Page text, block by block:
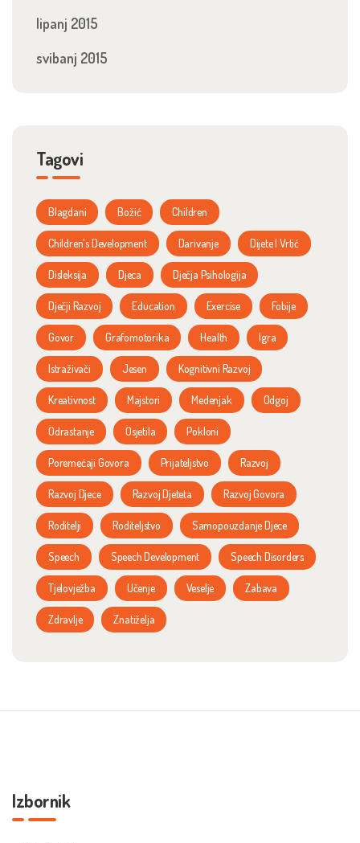
lipanj 2015
svibanj 2015
Tagovi
Blagdani Božić Children
Children's Development Darivanje Dijete I Vrtić
Disleksija Djeca Dječja Psihologija
Dječji Razvoj Education Exercise Fobije
Govor Grafomotorika Health Igra
Istraživači Jesen Kognitivni Razvoj
Kreativnost Majstori Medenjak Odgoj
Odrastanje Osjetila Pokloni
Poremećaji Govora Prijateljstvo Razvoj
Razvoj Djece Razvoj Djeteta Razvoj Govora
Roditelji Roditeljstvo Samopouzdanje Djece
Speech Speech Development Speech Disorders
Tjelovježba Učenje Veselje Zabava
Zdravlje Znatiželja
Izbornik